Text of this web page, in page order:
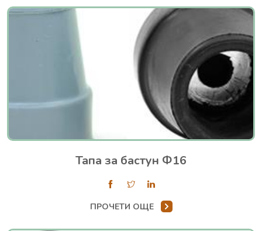
Тапа за бастун Ф16
ПРОЧЕТИ ОЩЕ